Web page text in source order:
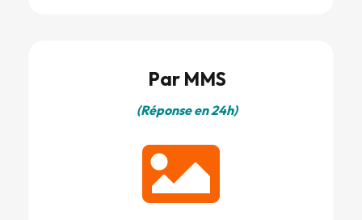
Par MMS
(Réponse en 24h)
